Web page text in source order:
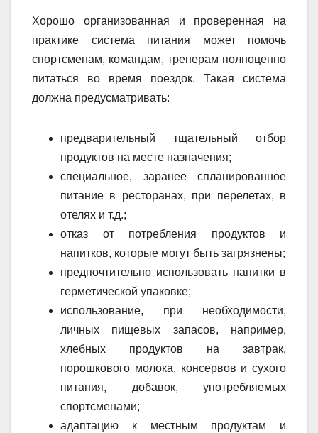
Хорошо организованная и проверенная на
практике система питания может помочь
спортсменам, командам, тренерам полноценно
питаться во время поездок. Такая система
должна предусматривать:
предварительный тщательный отбор
продуктов на месте назначения;
специальное, заранее спланированное
питание в ресторанах, при перелетах, в
отелях и т.д.;
отказ от потребления продуктов и
напитков, которые могут быть загрязнены;
предпочтительно использовать напитки в
герметической упаковке;
использование, при необходимости,
личных пищевых запасов, например,
хлебных продуктов на завтрак,
порошкового молока, консервов и сухого
питания, добавок, употребляемых
спортсменами;
адаптацию к местным продуктам и